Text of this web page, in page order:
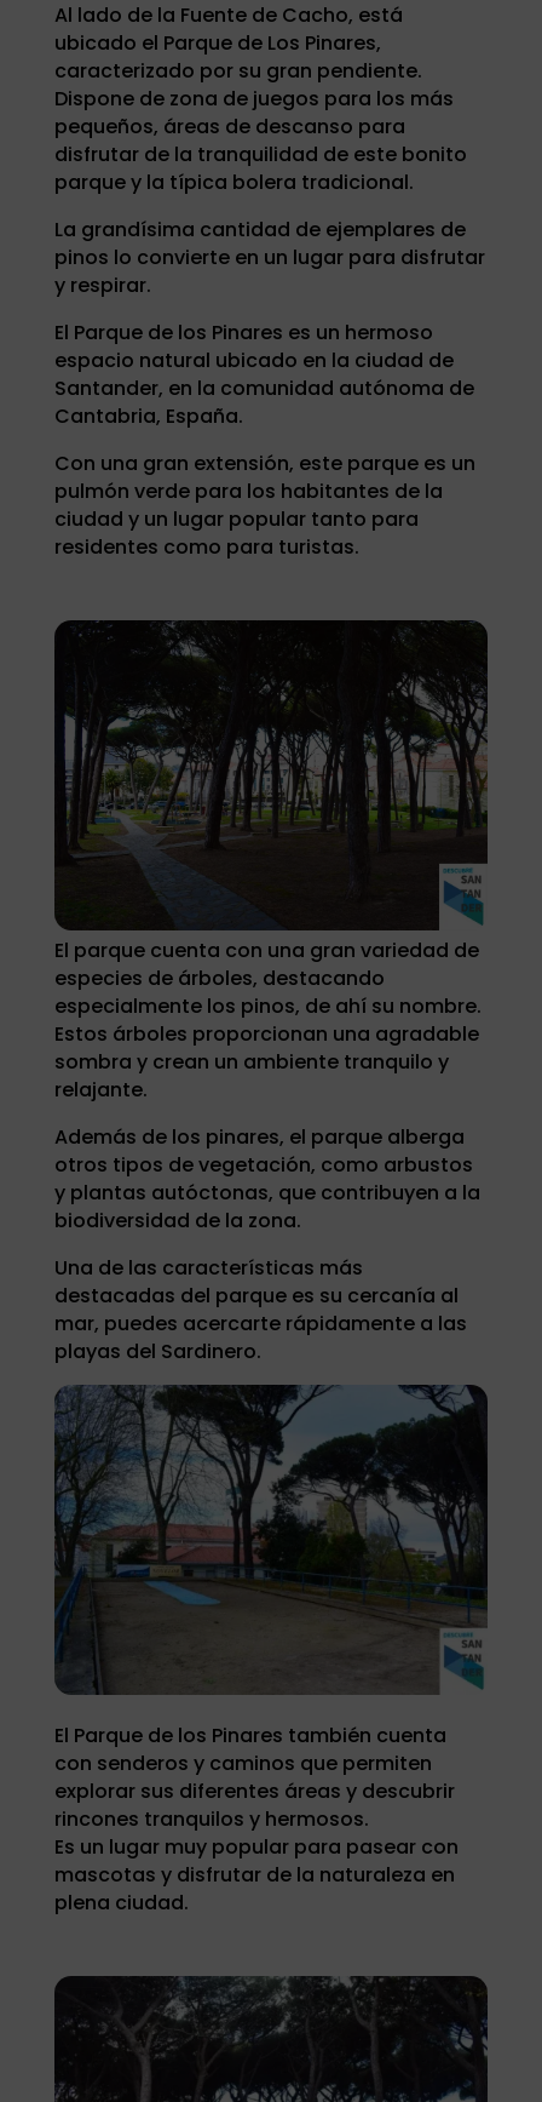
Al lado de la Fuente de Cacho, está
ubicado el Parque de Los Pinares,
caracterizado por su gran pendiente.
Dispone de zona de juegos para los más
pequeños, áreas de descanso para
disfrutar de la tranquilidad de este bonito
parque y la típica bolera tradicional.
La grandísima cantidad de ejemplares de
pinos lo convierte en un lugar para disfrutar
y respirar.
El Parque de los Pinares es un hermoso
espacio natural ubicado en la ciudad de
Santander, en la comunidad autónoma de
Cantabria, España.
Con una gran extensión, este parque es un
pulmón verde para los habitantes de la
ciudad y un lugar popular tanto para
residentes como para turistas.
El parque cuenta con una gran variedad de
especies de árboles, destacando
especialmente los pinos, de ahí su nombre.
Estos árboles proporcionan una agradable
sombra y crean un ambiente tranquilo y
relajante.
Además de los pinares, el parque alberga
otros tipos de vegetación, como arbustos
y plantas autóctonas, que contribuyen a la
biodiversidad de la zona.
Una de las características más
destacadas del parque es su cercanía al
mar, puedes acercarte rápidamente a las
playas del Sardinero.
El Parque de los Pinares también cuenta
con senderos y caminos que permiten
explorar sus diferentes áreas y descubrir
rincones tranquilos y hermosos.
Es un lugar muy popular para pasear con
mascotas y disfrutar de la naturaleza en
plena ciudad.